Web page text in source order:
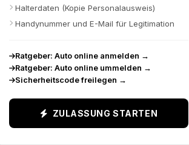
Halterdaten (Kopie Personalausweis)
Handynummer und E-Mail für Legitimation
Ratgeber: Auto online anmelden →
Ratgeber: Auto online ummelden →
Sicherheitscode freilegen →
ZULASSUNG STARTEN